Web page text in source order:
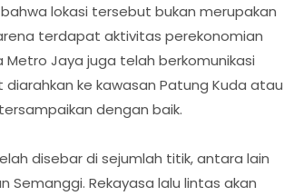
lokasi tersebut bukan merupakan
terdapat aktivitas perekonomian
Jaya juga telah berkomunikasi
ke kawasan Patung Kuda atau
dengan baik.
disebar di sejumlah titik, antara lain
Semanggi. Rekayasa lalu lintas akan